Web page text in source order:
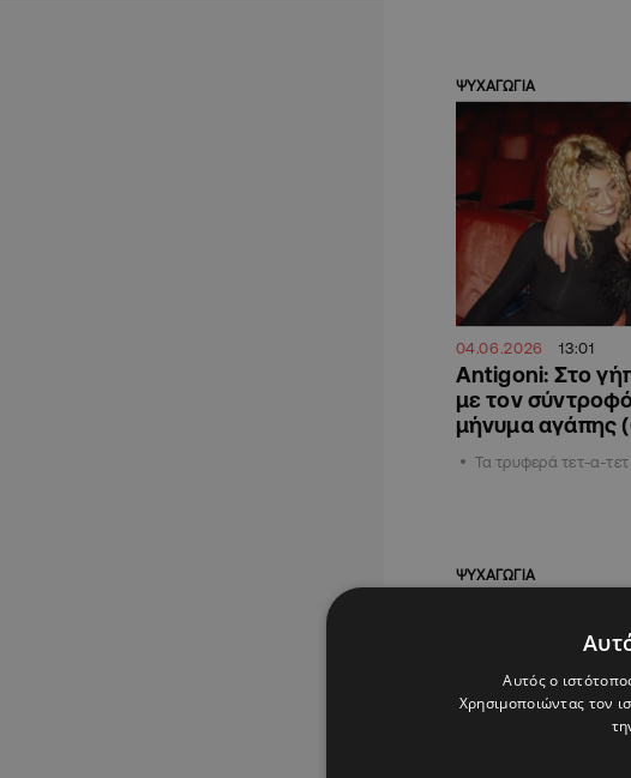
ΨΥΧΑΓΩΓΙΑ
04.06.2026 13:01
Antigoni: Στο
με τον
μήνυμα αγάπης
Τα τρυφερά τετ-α-τετ
ΨΥΧΑΓΩΓΙΑ
Αυτός ο
Χρησιμοποιώντας τον